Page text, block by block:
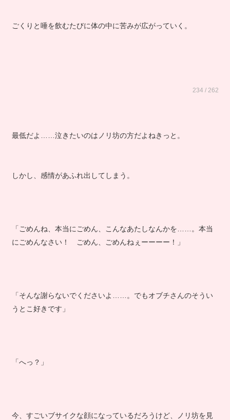
ごくりと唾を飲むたびに体の中に苦みが広がっていく。
234 / 262
最低だよ……泣きたいのはノリ坊の方だよねきっと。
しかし、感情があふれ出してしまう。
「ごめんね、本当にごめん、こんなあたしなんかを……。本当
にごめんなさい！ ごめん、ごめんねぇーーーー！」
「そんな謝らないでくださいよ……。でもオブチさんのそうい
うとこ好きです」
「へっ？」
今、すごいブサイクな顔になっているだろうけど、ノリ坊を見